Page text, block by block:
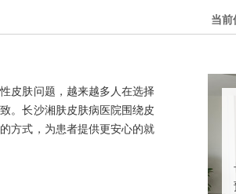
当前
皮肤问题，越来越多人在选择
。长沙湘肤皮肤病医院围绕皮
方式，为患者提供更安心的就